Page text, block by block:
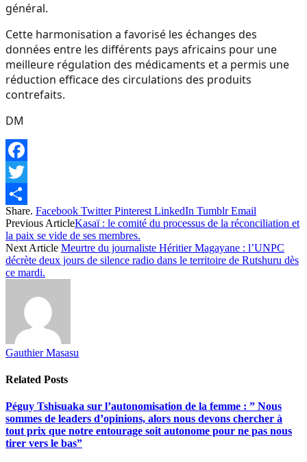
général.
Cette harmonisation a favorisé les échanges des
données entre les différents pays africains pour une
meilleure régulation des médicaments et a permis une
réduction efficace des circulations des produits
contrefaits.
DM
Facebook
Twitter
Share
Share. Facebook Twitter Pinterest LinkedIn Tumblr Email
Previous ArticleKasaï : le comité du processus de la réconciliation et
la paix se vide de ses membres.
Next Article Meurtre du journaliste Héritier Magayane : l’UNPC
décrète deux jours de silence radio dans le territoire de Rutshuru dès
ce mardi.
Gauthier Masasu
Related Posts
Péguy Tshisuaka sur l’autonomisation de la femme : ” Nous
sommes de leaders d’opinions, alors nous devons chercher à
tout prix que notre entourage soit autonome pour ne pas nous
tirer vers le bas”